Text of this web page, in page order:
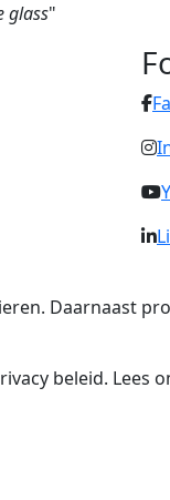
glass"
Daarnaast
beleid. Lees